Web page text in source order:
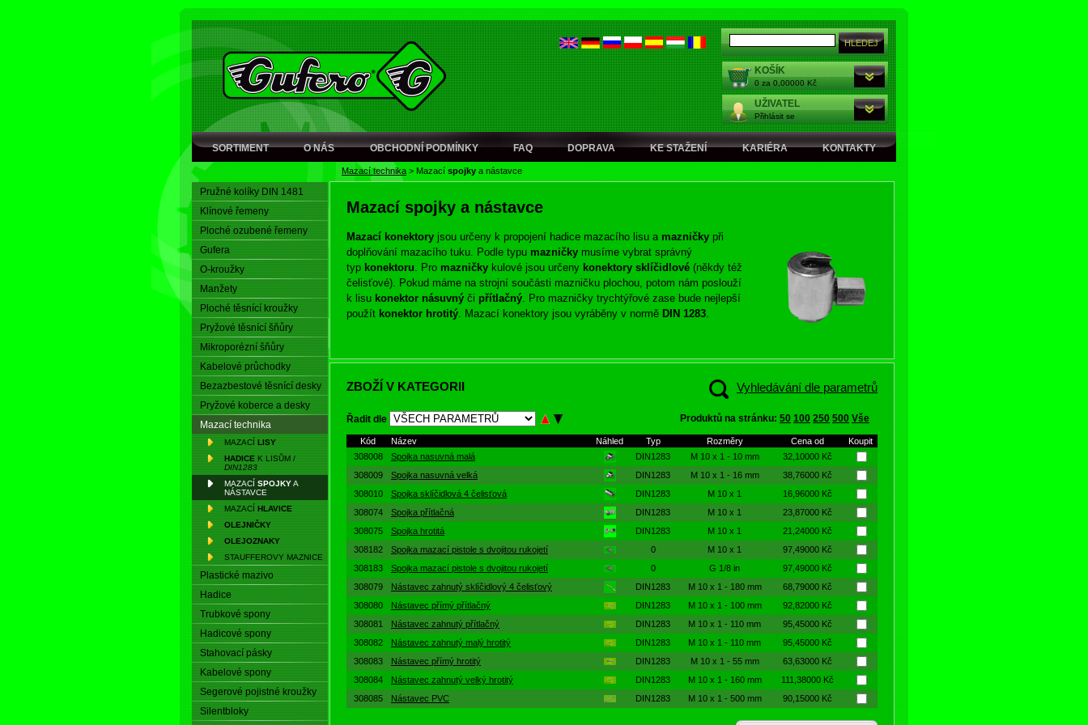
KOŠÍK
0 za 0,00000 Kč
UŽIVATEL
Přihlásit se
SORTIMENT O NÁS OBCHODNÍ PODMÍNKY FAQ DOPRAVA KE STAŽENÍ KARIÉRA KONTAKTY
Mazací technika > Mazací spojky a nástavce
Pružné kolíky DIN 1481
Klínové řemeny
Ploché ozubené řemeny
Gufera
O-kroužky
Manžety
Ploché těsnící kroužky
Pryžové těsnící šňůry
Mikroporézní šňůry
Kabelové průchodky
Bezazbestové těsnící desky
Pryžové koberce a desky
Mazací technika
MAZACÍ LISY
HADICE K LISŮM /
DIN1283
MAZACÍ SPOJKYA
NÁSTAVCE
MAZACÍ HLAVICE
OLEJNIČKY
OLEJOZNAKY
STAUFFEROVY MAZNICE
Plastické mazivo
Hadice
Trubkové spony
Hadicové spony
Stahovací pásky
Kabelové spony
Segerové pojistné kroužky
Silentbloky
Mazací spojky a nástavce
Mazací konektory jsou určeny k propojení hadice mazacího lisu a mazničky při
doplňování mazacího tuku. Podle typu mazničky musíme vybrat správný
typ konektoru. Pro mazničky kulové jsou určeny konektory sklíčidlové (někdy též
čelisťové). Pokud máme na strojní součásti mazničku plochou, potom nám poslouží
k lisu konektor násuvný či přítlačný. Pro mazničky trychtýřové zase bude nejlepší
použít konektor hrotitý. Mazací konektory jsou vyráběny v normě DIN 1283.
ZBOŽÍ V KATEGORII Vyhledávání dle parametrů
Řadit dle Produktů na stránku: 50 100 250 500 Vše
Kód Název Náhled Typ Rozměry Cena od
Koupit
308008
Spojka nasuvná malá DIN1283 M 10 x 1 - 10 mm
32,10000 Kč
308009
Spojka nasuvná velká DIN1283 M 10 x 1 - 16 mm
38,76000 Kč
308010
Spojka sklíčidlová 4 čelisťová DIN1283 M 10 x 1
16,96000 Kč
308074
Spojka přítlačná DIN1283 M 10 x 1
23,87000 Kč
308075
Spojka hrotitá DIN1283 M 10 x 1
21,24000 Kč
308182
Spojka mazací pistole s dvojitou rukojetí 0 M 10 x 1
97,49000 Kč
308183
Spojka mazací pistole s dvojitou rukojetí 0 G 1/8 in
97,49000 Kč
308079
Nástavec zahnutý sklíčidlový 4 čelisťový DIN1283 M 10 x 1 - 180 mm
68,79000 Kč
308080
Nástavec přímý přítlačný DIN1283 M 10 x 1 - 100 mm
92,82000 Kč
308081
Nástavec zahnutý přítlačný DIN1283 M 10 x 1 - 110 mm
95,45000 Kč
308082
Nástavec zahnutý malý hrotitý DIN1283 M 10 x 1 - 110 mm
95,45000 Kč
308083
Nástavec přímý hrotitý DIN1283 M 10 x 1 - 55 mm
63,63000 Kč
308084
Nástavec zahnutý velký hrotitý DIN1283 M 10 x 1 - 160 mm
111,38000 Kč
308085
Nástavec PVC DIN1283 M 10 x 1 - 500 mm 90,15000 Kč